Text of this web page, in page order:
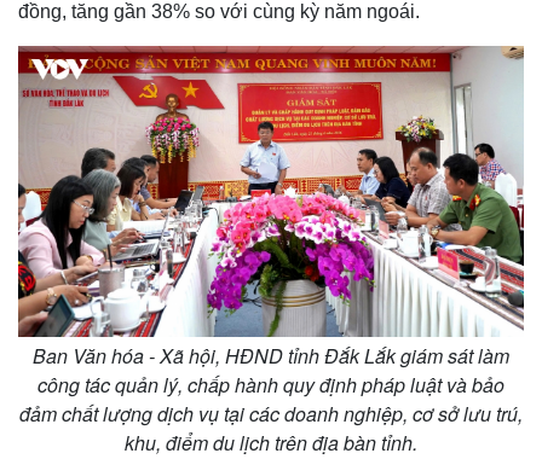
e
đồng, tăng gần 38% so với cùng kỳ năm ngoái.
Ban Văn hóa - Xã hội, HĐND tỉnh Đắk Lắk giám sát làm
công tác quản lý, chấp hành quy định pháp luật và bảo
đảm chất lượng dịch vụ tại các doanh nghiệp, cơ sở lưu trú,
khu, điểm du lịch trên địa bàn tỉnh.